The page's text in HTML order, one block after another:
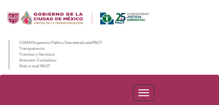
CDMX/Organismo Público Descentralizado/PAOT
Transparencia
Trámites y Servicios
Atención Ciudadana
Web e-mail PAOT
PAOT